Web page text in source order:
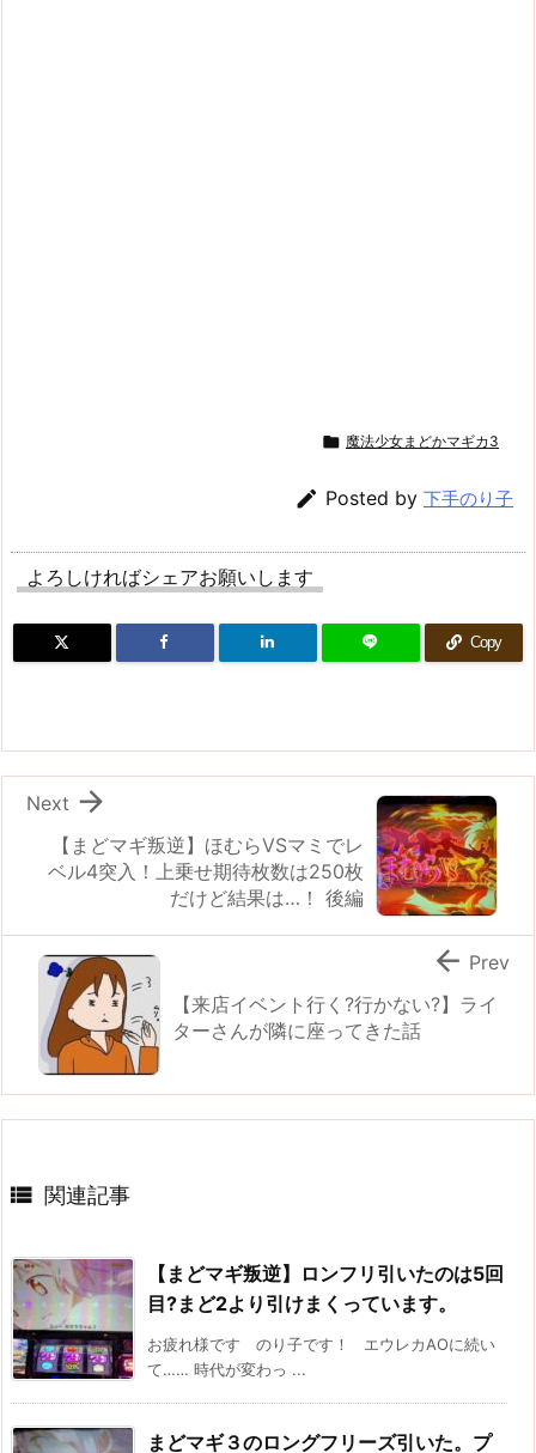
 魔法少女まどかマギカ3
 Posted by 下手のり子
よろしければシェアお願いします
Copy
【まどマギ叛逆】ほむらVSマミでレ
ベル4突入！上乗せ期待枚数は250枚
だけど結果は…！ 後編

Next
【来店イベント行く?行かない?】ライ
ターさんが隣に座ってきた話
 Prev
 関連記事
【まどマギ叛逆】ロンフリ引いたのは5回
目?まど2より引けまくっています。
お疲れ様です のり子です！ エウレカAOに続い
て…… 時代が変わっ ...
まどマギ３のロングフリーズ引いた。プ